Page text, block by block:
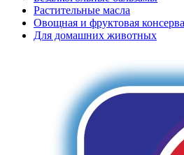
Растительные масла
Овощная и фруктовая
Для домашних животных